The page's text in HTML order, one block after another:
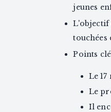
jeunes
L'objectif
touchées
Points
Le
Le
Il